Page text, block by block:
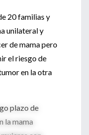
20 familias y
unilateral y
de mama pero
el riesgo de
en la otra
plazo de
la mama